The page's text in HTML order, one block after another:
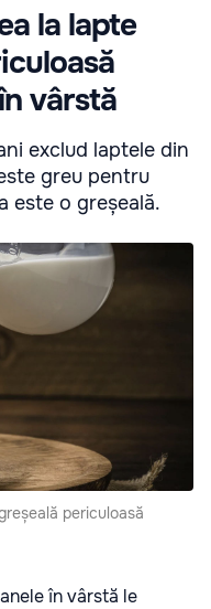
la lapte
vârstă
exclud laptele din
greu pentru
este o greșeală.
periculoasă
în vârstă le